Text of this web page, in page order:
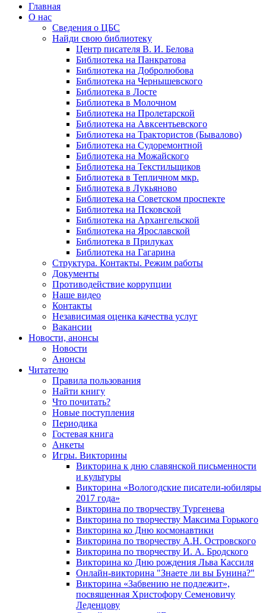
Главная
О нас
Сведения о ЦБС
Найди свою библиотеку
Центр писателя В. И. Белова
Библиотека на Панкратова
Библиотека на Добролюбова
Библиотека на Чернышевского
Библиотека в Лосте
Библиотека в Молочном
Библиотека на Пролетарской
Библиотека на Авксентьевского
Библиотека на Трактористов (Бывалово)
Библиотека на Судоремонтной
Библиотека на Можайского
Библиотека на Текстильщиков
Библиотека в Тепличном мкр.
Библиотека в Лукьяново
Библиотека на Советском проспекте
Библиотека на Псковской
Библиотека на Архангельской
Библиотека на Ярославской
Библиотека в Прилуках
Библиотека на Гагарина
Структура. Контакты. Режим работы
Документы
Противодействие коррупции
Наше видео
Контакты
Независимая оценка качества услуг
Вакансии
Новости, анонсы
Новости
Анонсы
Читателю
Правила пользования
Найти книгу
Что почитать?
Новые поступления
Периодика
Гостевая книга
Анкеты
Игры. Викторины
Викторина к дню славянской письменности
и культуры
Викторина «Вологодские писатели-юбиляры
2017 года»
Викторина по творчеству Тургенева
Викторина по творчеству Максима Горького
Викторина ко Дню космонавтики
Викторина по творчеству А.Н. Островского
Викторина по творчеству И. А. Бродского
Викторина ко Дню рождения Льва Кассиля
Онлайн-викторина "Знаете ли вы Бунина?"
Викторина «Забвению не подлежит»,
посвященная Христофору Семеновичу
Леденцову